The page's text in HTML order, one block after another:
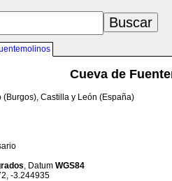
Cueva de
Castilla y León (España)
, Datum WGS84
-3.244935